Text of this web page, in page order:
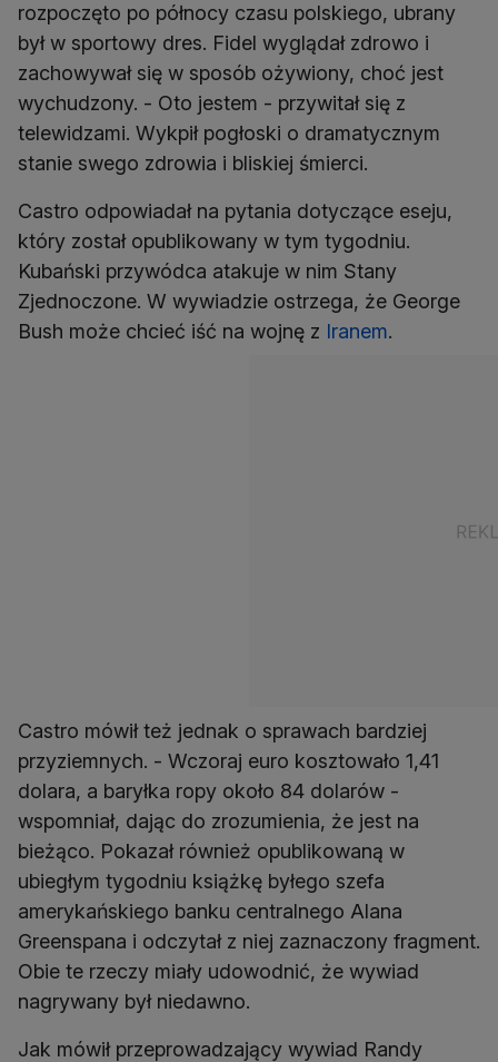
rozpoczęto po północy czasu polskiego, ubrany
był w sportowy dres. Fidel wyglądał zdrowo i
zachowywał się w sposób ożywiony, choć jest
wychudzony. - Oto jestem - przywitał się z
telewidzami. Wykpił pogłoski o dramatycznym
stanie swego zdrowia i bliskiej śmierci.
Castro odpowiadał na pytania dotyczące eseju,
który został opublikowany w tym tygodniu.
Kubański przywódca atakuje w nim Stany
Zjednoczone. W wywiadzie ostrzega, że George
Bush może chcieć iść na wojnę z Iranem.
Castro mówił też jednak o sprawach bardziej
przyziemnych. - Wczoraj euro kosztowało 1,41
dolara, a baryłka ropy około 84 dolarów -
wspomniał, dając do zrozumienia, że jest na
bieżąco. Pokazał również opublikowaną w
ubiegłym tygodniu książkę byłego szefa
amerykańskiego banku centralnego Alana
Greenspana i odczytał z niej zaznaczony fragment.
Obie te rzeczy miały udowodnić, że wywiad
nagrywany był niedawno.
Jak mówił przeprowadzający wywiad Randy